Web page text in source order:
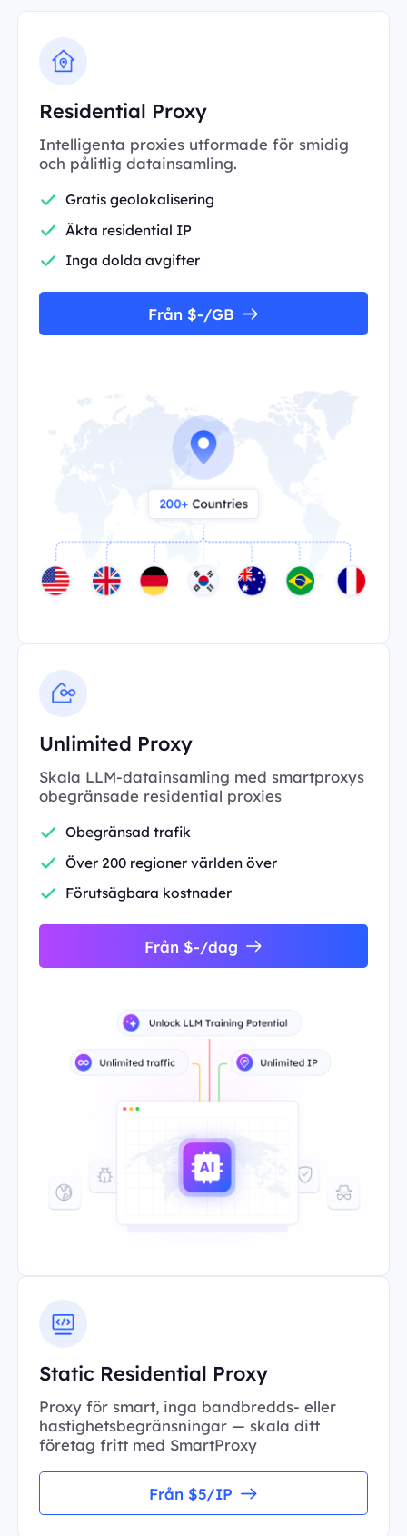
Residential Proxy
Intelligenta proxies utformade för smidig
och pålitlig datainsamling.
Gratis geolokalisering
Äkta residential IP
Inga dolda avgifter
Från $-/GB
Unlimited Proxy
Skala LLM-datainsamling med smartproxys
obegränsade residential proxies
Obegränsad trafik
Över 200 regioner världen över
Förutsägbara kostnader
Från $-/dag
Static Residential Proxy
Proxy för smart, inga bandbredds- eller
hastighetsbegränsningar — skala ditt
företag fritt med SmartProxy
Från $5/IP